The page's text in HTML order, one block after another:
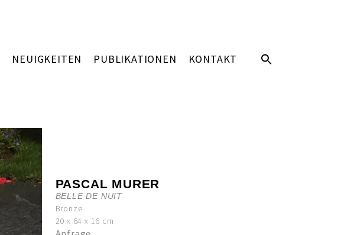
NEUIGKEITEN PUBLIKATIONEN KONTAKT
PASCAL MURER
BELLE DE NUIT
Bronze
20 x 64 x 16 cm